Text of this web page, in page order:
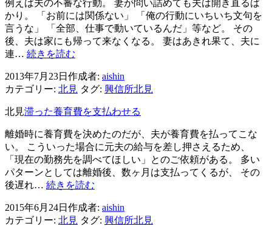
ン
例えば夫の不審な行動。 妻が問い詰めても夫は開き直るば
かり。 「お前には関係ない」 「俺の行動にいちいち文句を
言うな」 「全部、仕事で動いているんだ」等など。 その
後、夫は家にも帰って来なくなる。 妻はあきれ果て、夫に
連… 続きを読む
所
北
見
市
浮
気
問
題
～
過
ご
2013年7月23日 作成者: aishin
カテゴリー: 北見 タグ: 興信所北見
北見滞った養育費を支払わせる
離婚時に養育費を決めたのだが、夫が養育費を払ってこな
い。 こういった場合に元夫の給与を差し押さえるため、
「現在の勤務先を調べてほしい」とのご依頼がある。 多い
パターンとしては離婚後、数ヶ月は支払ってくるが、 その
後遅れ… 続きを読む
た
養
2015年6月24日 作成者: aishin
カテゴリー: 北見 タグ: 興信所北見